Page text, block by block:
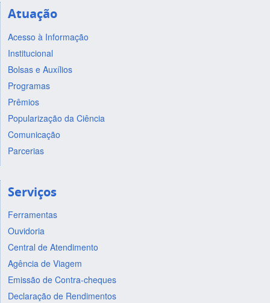
Atuação
Acesso à Informação
Institucional
Bolsas e Auxílios
Programas
Prêmios
Popularização da Ciência
Comunicação
Parcerias
Serviços
Ferramentas
Ouvidoria
Central de Atendimento
Agência de Viagem
Emissão de Contra-cheques
Declaração de Rendimentos